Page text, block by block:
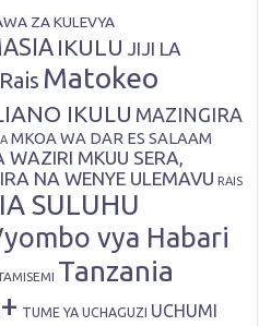
ZA KULEVYA
IKULU JIJI LA
Matokeo
IKULU MAZINGIRA
MKOA WA DAR ES SALAAM
WAZIRI MKUU SERA,
NA WENYE ULEMAVU RAIS
SULUHU
vya Habari
Tanzania
TUME YA UCHAGUZI UCHUMI